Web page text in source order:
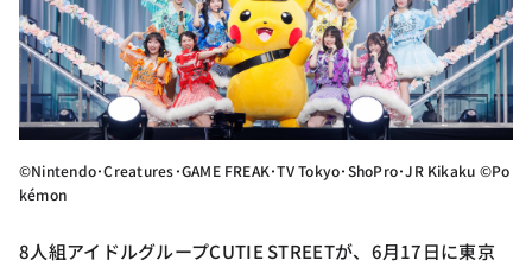
©Nintendo･Creatures･GAME FREAK･TV Tokyo･ShoPro･JR Kikaku ©Po
kémon
8人組アイドルグループCUTIE STREETが、6月17日に東京